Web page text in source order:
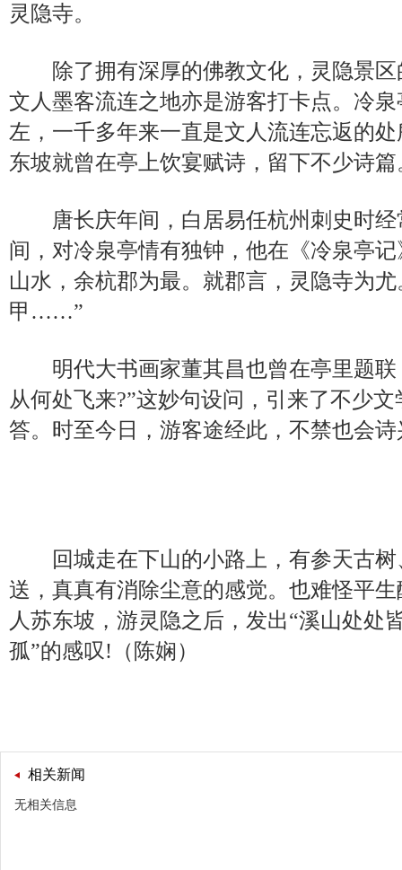
灵隐寺。
除了拥有深厚的佛教文化，灵隐景区
文人墨客流连之地亦是游客打卡点。冷
左，一千多年来一直是文人流连忘返的
东坡就曾在亭上饮宴赋诗，留下不少诗篇
唐长庆年间，白居易任杭州刺史时经
间，对冷泉亭情有独钟，他在《冷泉亭
山水，余杭郡为最。就郡言，灵隐寺为
甲……”
明代大书画家董其昌也曾在亭里题联
从何处飞来?”这妙句设问，引来了不少
答。时至今日，游客途经此，不禁也会
回城走在下山的小路上，有参天古树
送，真真有消除尘意的感觉。也难怪平
人苏东坡，游灵隐之后，发出“溪山处处
孤”的感叹!（陈娴）
相关新闻
无相关信息